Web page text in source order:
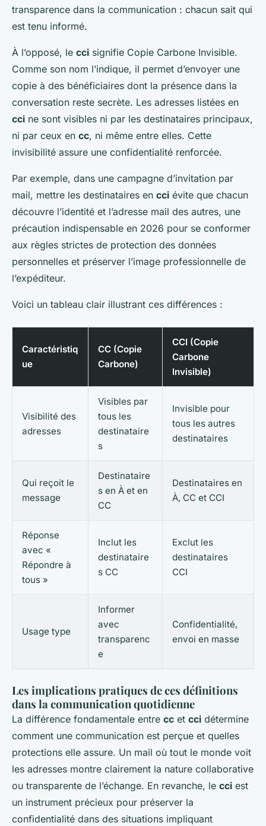
transparence dans la communication : chacun sait qui
est tenu informé.
À l’opposé, le cci signifie Copie Carbone Invisible.
Comme son nom l’indique, il permet d’envoyer une
copie à des bénéficiaires dont la présence dans la
conversation reste secrète. Les adresses listées en
cci ne sont visibles ni par les destinataires principaux,
ni par ceux en cc, ni même entre elles. Cette
invisibilité assure une confidentialité renforcée.
Par exemple, dans une campagne d’invitation par
mail, mettre les destinataires en cci évite que chacun
découvre l’identité et l’adresse mail des autres, une
précaution indispensable en 2026 pour se conformer
aux règles strictes de protection des données
personnelles et préserver l’image professionnelle de
l’expéditeur.
Voici un tableau clair illustrant ces différences :
Caractéristiq
ue
CC (Copie
Carbone)
CCI (Copie
Carbone
Invisible)
Visibilité des
adresses
Visibles par
tous les
destinataire
s
Invisible pour
tous les autres
destinataires
Qui reçoit le
message
Destinataire
s en À et en
CC
Destinataires en
À, CC et CCI
Réponse
avec «
Répondre à
tous »
Inclut les
destinataire
s CC
Exclut les
destinataires
CCI
Usage type
Informer
avec
transparenc
e
Confidentialité,
envoi en masse
Les implications pratiques de ces définitions
dans la communication quotidienne
La différence fondamentale entre cc et cci détermine
comment une communication est perçue et quelles
protections elle assure. Un mail où tout le monde voit
les adresses montre clairement la nature collaborative
ou transparente de l’échange. En revanche, le cci est
un instrument précieux pour préserver la
confidentialité dans des situations impliquant